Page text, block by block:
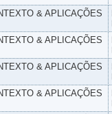
& APLICAÇÕES
& APLICAÇÕES
& APLICAÇÕES
& APLICAÇÕES